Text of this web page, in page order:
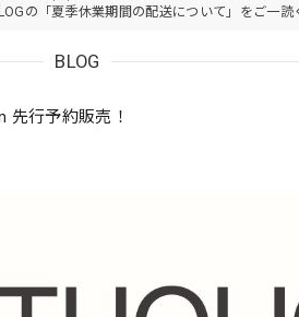
の「夏季休業期間の配送について」をご一読
BLOG
先行予約販売！